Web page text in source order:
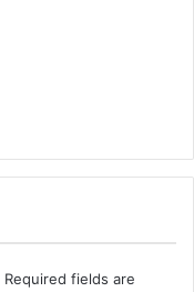
Required fields are